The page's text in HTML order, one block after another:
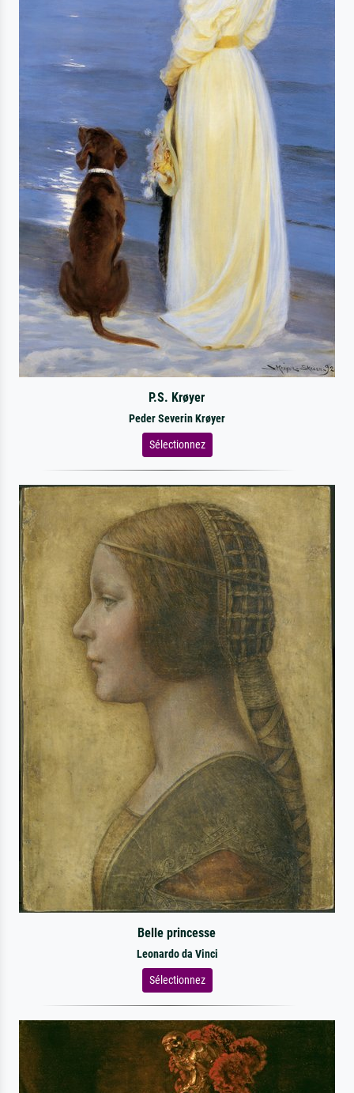
P.S. Krøyer
Peder Severin Krøyer
Sélectionnez
Belle princesse
Leonardo da Vinci
Sélectionnez